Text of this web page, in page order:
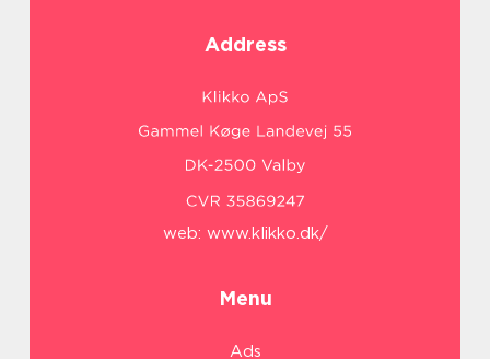
Address
web: www.klikko.dk/
Menu
Ads